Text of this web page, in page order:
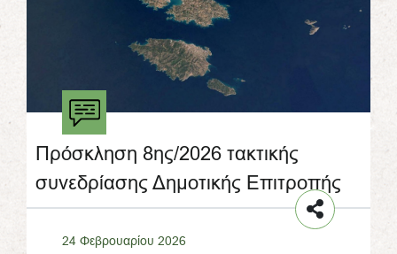
Πρόσκληση 8ης/2026 τακτικής
συνεδρίασης Δημοτικής Επιτροπής
24 Φεβρουαρίου 2026